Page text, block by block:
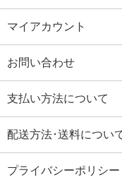
マイアカウント
お問い合わせ
支払い方法について
配送方法･送料につい
プライバシーポリシー